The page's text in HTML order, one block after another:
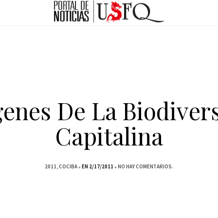
De La
Capitalina
2011 COCIBA EN 2/17/2011 NO HAY COMENTARIOS.